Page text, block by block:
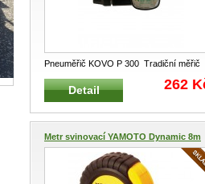
Pneuměřič KOVO P 300 Tradiční měřič
tlaku v pneu Rozsah měření : 5...
Detail 262
Metr svinovací YAMOTO Dynamic 8m